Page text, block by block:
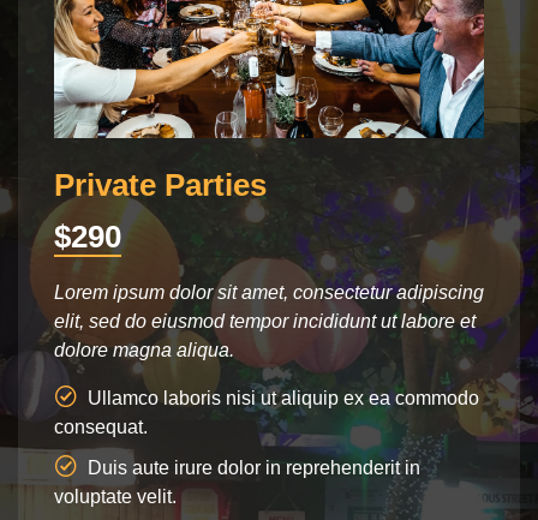
et
Custom Parties
$99
Lorem ipsum dolor sit amet, consectetur adipiscing
elit, sed do eiusmod tempor incididunt ut labore et
dolore magna aliqua.
Ullamco laboris nisi ut aliquip ex ea commodo
consequat.
Duis aute irure dolor in reprehenderit in
voluptate velit.
elit,